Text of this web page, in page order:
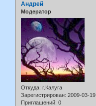
Андрей
Модератор
Откуда: г.Калуга
Зарегистрирован: 2009-03-19
Приглашений: 0